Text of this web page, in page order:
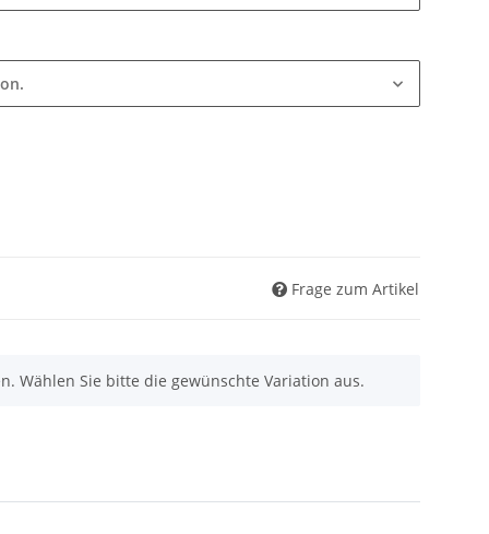
Frage zum Artikel
Wählen Sie bitte die gewünschte Variation aus.